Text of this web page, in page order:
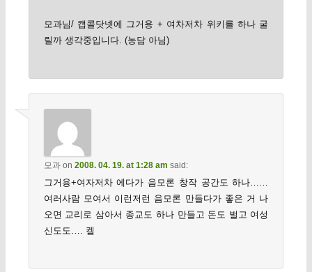
모과님/ 캡콜닷넷에 그거용 + 여차저차 위키를 하나 굴
릴까 생각중입니다. (농담 아님)
모과on 2008. 04. 19. at 1:28 am said:
그거용+여자저차 에다가 음모론 창작 공간도 하나……
여러사람 모여서 이런저런 음모론 만들다가 좋은 거 나
오면 교리로 삼아서 종교도 하나 만들고 돈도 벌고 여성
신도도…. 켈